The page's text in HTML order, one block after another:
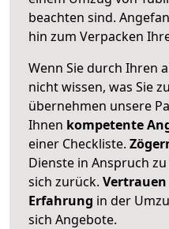
beachten sind.
hin zum Verpacken
Wenn Sie durch Ihren
nicht wissen, was Sie
übernehmen unsere
Ihnen kompetente
einer Checkliste.
Dienste in Anspruch
sich zurück. Vertrauen
Erfahrung in der
sich Angebote.